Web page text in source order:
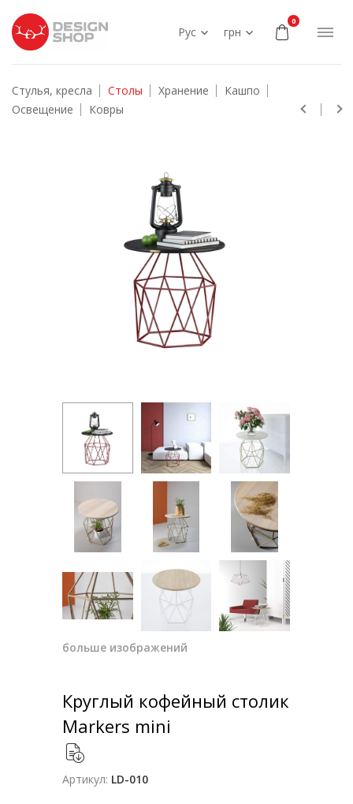
Рус грн
0
Стулья, кресла Столы Хранение
Кашпо
Освещение
Ковры
больше изображений
Круглый кофейный столик
Markers mini
Артикул: LD-010